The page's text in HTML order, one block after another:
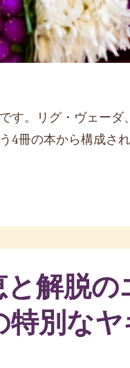
す。リグ・ヴェーダ
4冊の本から構成さ
解脱
別なヤ